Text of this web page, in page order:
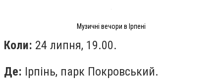
Музичні вечори в Ірпені
Коли: 24 липня, 19.00.
Де: Ірпінь, парк Покровський.